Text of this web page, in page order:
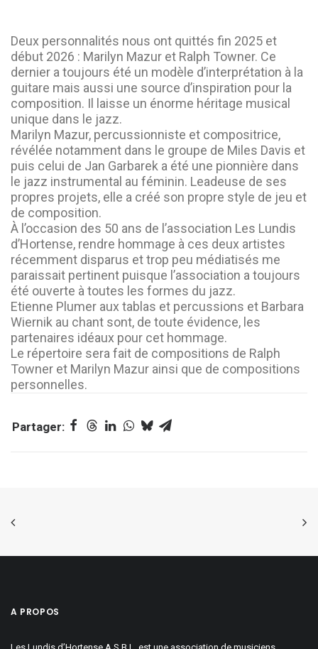
Deux personnalités nous ont quittés fin 2025 et
début 2026 : Marilyn Mazur et Ralph Towner. Ce
dernier a toujours été un modèle d’interprétation à la
guitare mais aussi une source d’inspiration pour la
composition. Il laisse un énorme héritage musical
unique dans le jazz.
Marilyn Mazur, percussionniste et compositrice,
révélée notamment dans le groupe de Miles Davis et
puis celui de Jan Garbarek a été une pionnière dans
le jazz instrumental au féminin. Leadeuse de ses
propres projets, elle a créé son propre style de jeu et
de composition.
À l’occasion des 50 ans de l’association Les Lundis
d’Hortense, rendre hommage à ces deux artistes
récemment disparus et trop peu médiatisés me
paraissait pertinent puisque l’association a toujours
été ouverte à toutes les formes du jazz.
Etienne Plumer aux tablas et percussions et Barbara
Wiernik au chant sont, de toute évidence, les
partenaires idéaux pour cet hommage.
Le répertoire sera fait de compositions de Ralph
Towner et Marilyn Mazur ainsi que de compositions
personnelles.
A PROPOS